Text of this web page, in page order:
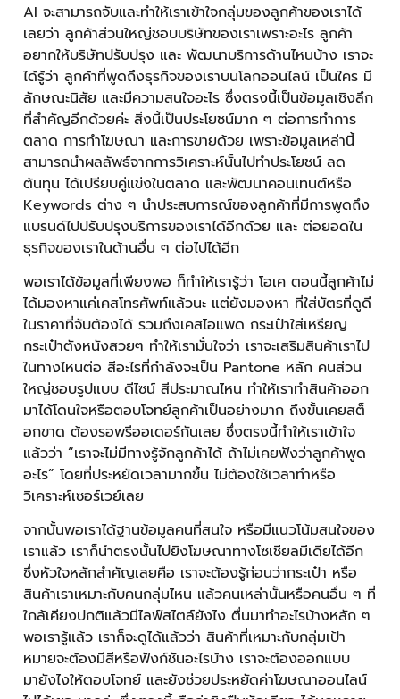
AI จะสามารถจับและทำให้เราเข้าใจกลุ่มของลูกค้าของเราได้
เลยว่า ลูกค้าส่วนใหญ่ชอบบริษัทของเราเพราะอะไร ลูกค้า
อยากให้บริษัทปรับปรุง และ พัฒนาบริการด้านไหนบ้าง เราจะ
ได้รู้ว่า ลูกค้าที่พูดถึงธุรกิจของเราบนโลกออนไลน์ เป็นใคร มี
ลักษณะนิสัย และมีความสนใจอะไร ซึ่งตรงนี้เป็นข้อมูลเชิงลึก
ที่สำคัญอีกด้วยค่ะ สิ่งนี้เป็นประโยชน์มาก ๆ ต่อการทำการ
ตลาด การทำโฆษณา และการขายด้วย เพราะข้อมูลเหล่านี้
สามารถนำผลลัพธ์จากการวิเคราะห์นั้นไปทำประโยชน์ ลด
ต้นทุน ได้เปรียบคู่แข่งในตลาด และพัฒนาคอนเทนต์หรือ
Keywords ต่าง ๆ นำประสบการณ์ของลูกค้าที่มีการพูดถึง
แบรนด์ไปปรับปรุงบริการของเราได้อีกด้วย และ ต่อยอดใน
ธุรกิจของเราในด้านอื่น ๆ ต่อไปได้อีก
พอเราได้ข้อมูลที่เพียงพอ ก็ทำให้เรารู้ว่า โอเค ตอนนี้ลูกค้าไม่
ได้มองหาแค่เคสโทรศัพท์แล้วนะ แต่ยังมองหา ที่ใส่บัตรที่ดูดี
ในราคาที่จับต้องได้ รวมถึงเคสไอแพด กระเป๋าใส่เหรียญ
กระเป๋าตังหนังสวยๆ ทำให้เรามั่นใจว่า เราจะเสริมสินค้าเราไป
ในทางไหนต่อ สีอะไรที่กำลังจะเป็น Pantone หลัก คนส่วน
ใหญ่ชอบรูปแบบ ดีไซน์ สีประมาณไหน ทำให้เราทำสินค้าออก
มาได้โดนใจหรือตอบโจทย์ลูกค้าเป็นอย่างมาก ถึงขั้นเคยสต็
อกขาด ต้องรอพรีออเดอร์กันเลย ซึ่งตรงนี้ทำให้เราเข้าใจ
แล้วว่า “เราจะไม่มีทางรู้จักลูกค้าได้ ถ้าไม่เคยฟังว่าลูกค้าพูด
อะไร” โดยที่ประหยัดเวลามากขึ้น ไม่ต้องใช้เวลาทำหรือ
วิเคราะห์เซอร์เวย์เลย
จากนั้นพอเราได้ฐานข้อมูลคนที่สนใจ หรือมีแนวโน้มสนใจของ
เราแล้ว เราก็นำตรงนั้นไปยิงโฆษณาทางโซเชียลมีเดียได้อีก
ซึ่งหัวใจหลักสำคัญเลยคือ เราจะต้องรู้ก่อนว่ากระเป๋า หรือ
สินค้าเราเหมาะกับคนกลุ่มไหน แล้วคนเหล่านั้นหรือคนอื่น ๆ ที่
ใกล้เคียงปกติแล้วมีไลฟ์สไตล์ยังไง ตื่นมาทำอะไรบ้างหลัก ๆ
พอเรารู้แล้ว เราก็จะดูได้แล้วว่า สินค้าที่เหมาะกับกลุ่มเป้า
หมายจะต้องมีสีหรือฟังก์ชันอะไรบ้าง เราจะต้องออกแบบ
มายังไงให้ตอบโจทย์ และยังช่วยประหยัดค่าโฆษณาออนไลน์